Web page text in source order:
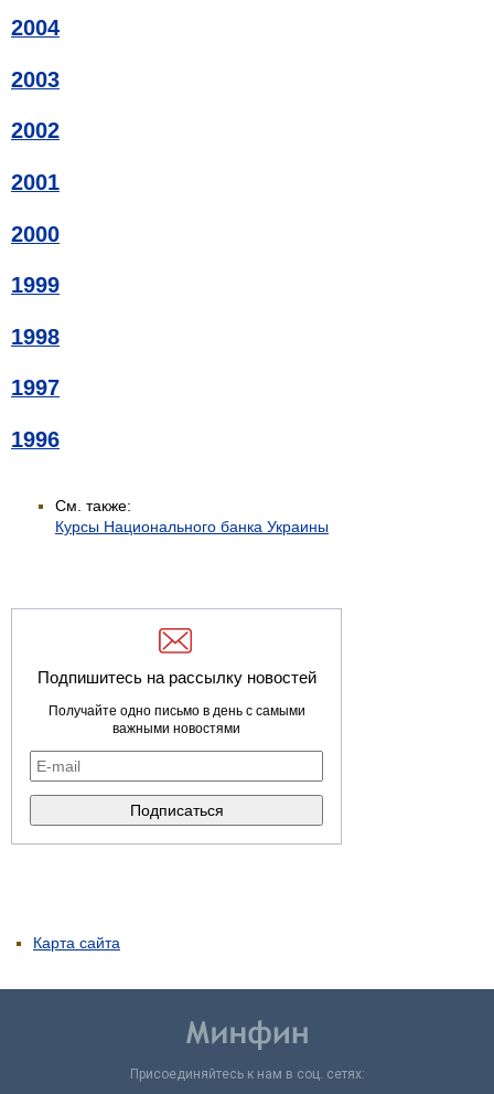
2004
2003
2002
2001
2000
1999
1998
1997
1996
См. также:
Курсы Национального банка Украины
Подпишитесь на рассылку новостей
Получайте одно письмо в день с самыми
важными новостями
Карта сайта
Присоединяйтесь к нам в соц. сетях: